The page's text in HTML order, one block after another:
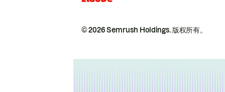
© 2026 Semrush Holdings.版权所有。